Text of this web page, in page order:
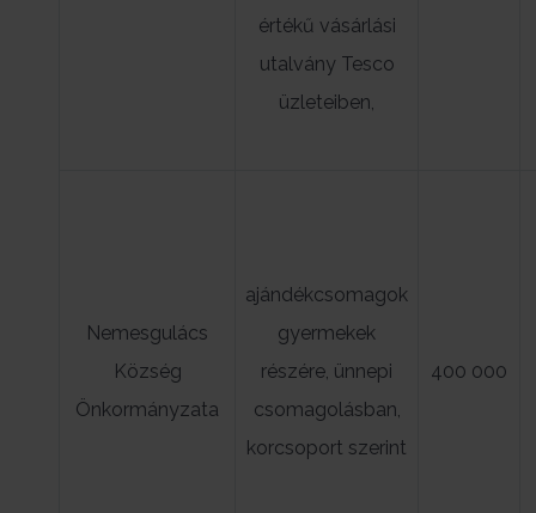
értékű vásárlási
utalvány Tesco
üzleteiben,
Nemesgulács
Község
Önkormányzata
ajándékcsomagok
gyermekek
részére, ünnepi
csomagolásban,
korcsoport szerint
400 000